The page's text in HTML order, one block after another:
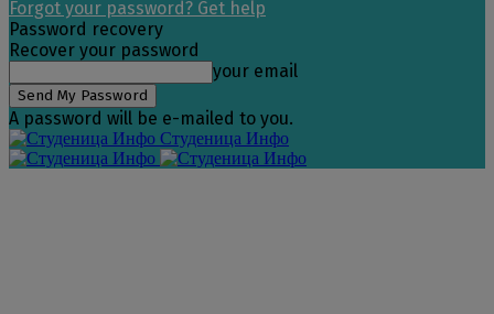
Forgot your password? Get help
Password recovery
Recover your password
your email
A password will be e-mailed to you.
Студеница Инфо